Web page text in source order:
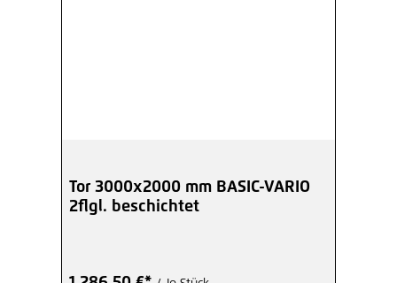
Tor 3000x2000 mm BASIC-VARIO
2flgl. beschichtet